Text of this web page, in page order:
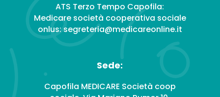
ATS Terzo Tempo Capofila:
Medicare società cooperativa sociale
onlus: segreteria@medicareonline.it
Sede:
Capofila MEDICARE Società coop